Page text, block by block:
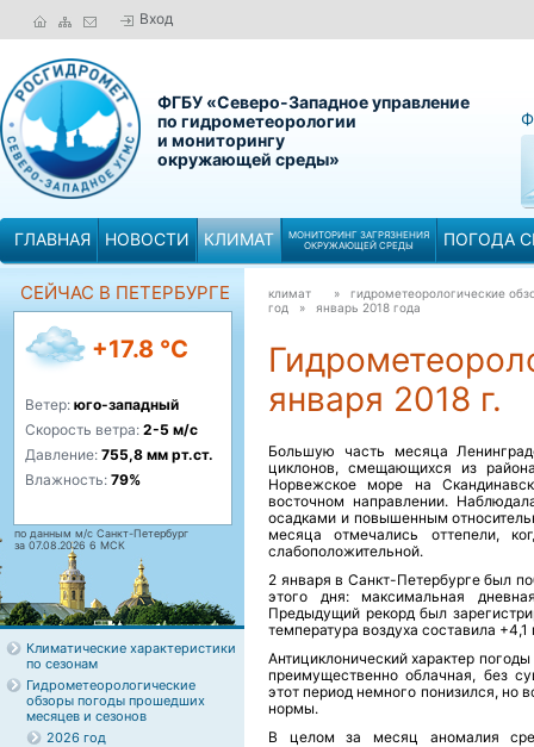
Вход
ФГБУ «Северо-Западное управление
по гидрометеорологии
и мониторингу
окружающей среды»
ГЛАВНАЯ НОВОСТИ КЛИМАТ
МОНИТОРИНГ ЗАГРЯЗНЕНИЯ
ОКРУЖАЮЩЕЙ СРЕДЫ
ПОГОДА
СЕЙЧАС В ПЕТЕРБУРГЕ
+17.8 °C
Ветер: юго-западный
Скорость ветра: 2-5 м/с
Давление: 755,8 мм рт.ст.
Влажность: 79%
по данным м/с Санкт-Петербург
за 07.08.2026 6 МСК
Климатические характеристики
по сезонам
Гидрометеорологические
обзоры погоды прошедших
месяцев и сезонов
2026 год
климат
» гидрометеорологические
год » январь 2018 года
января 2018 г.
Большую часть месяца
циклонов, смещающихся из
Норвежское море на
восточном направлении.
осадками и повышенным
месяца отмечались оттепели,
слабоположительной.
2 января в Санкт-Петербурге был
этого дня: максимальная
Предыдущий рекорд был
температура воздуха составила +4,1
Антициклонический характер
преимущественно облачная, без
этот период немного понизился, но
нормы.
В целом за месяц аномалия